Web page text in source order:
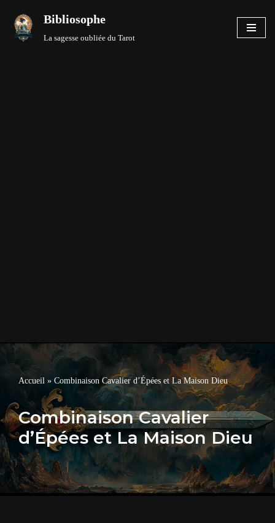
Aller
Bibliosophe
La sagesse oubliée du Tarot
Accueil » Combinaison Cavalier d’Épées et La Maison Dieu
Combinaison Cavalier
d’Épées et La Maison Dieu